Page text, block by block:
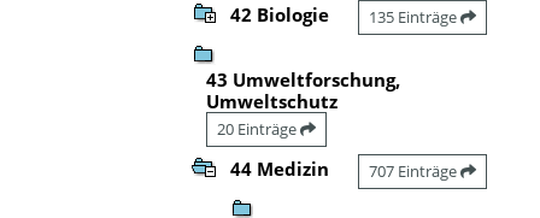
42 Biologie 135 Einträge
43 Umweltforschung,
Umweltschutz
20 Einträge
44 Medizin 707 Einträge